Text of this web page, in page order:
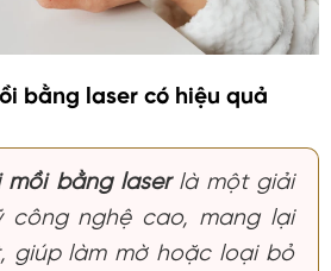
bằng laser có hiệu quả
mồi bằng laser là một giải
công nghệ cao, mang lại
giúp làm mờ hoặc loại bỏ